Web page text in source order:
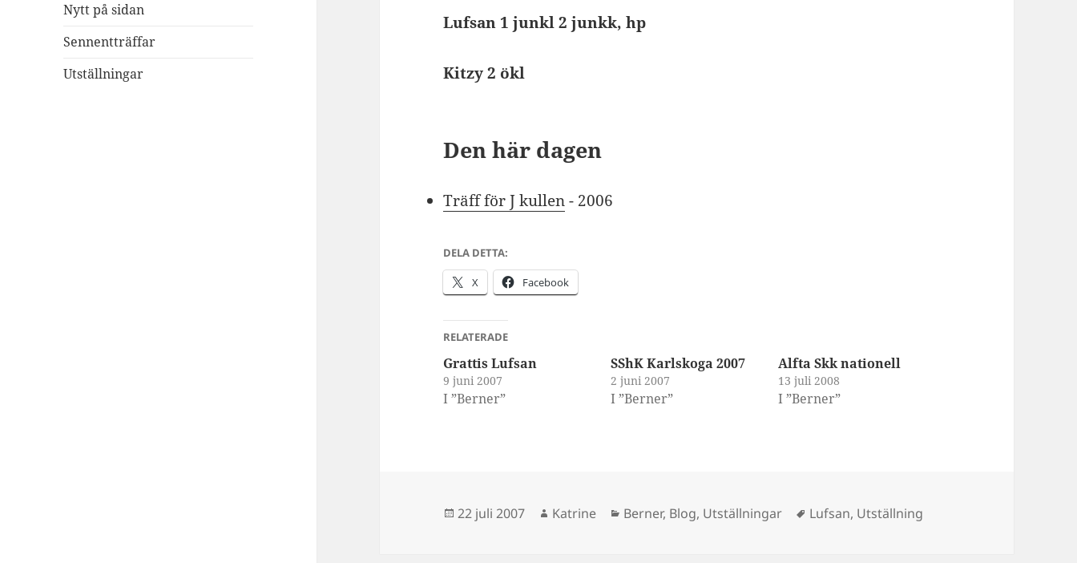
Nytt på sidan
Sennentträffar
Utställningar
Lufsan 1 junkl 2 junkk, hp
Kitzy 2 ökl
Den här dagen
Träff för J kullen- 2006
DELA DETTA:
X Facebook
RELATERADE
Grattis Lufsan
9 juni 2007
I ”Berner”
SShK Karlskoga 2007
2 juni 2007
I ”Berner”
Alfta Skk nationell
13 juli 2008
I ”Berner”
Postat
22 juli 2007 Författare
Katrine Kategorier
Berner, Blog, Utställningar Taggar
Lufsan, Utställning